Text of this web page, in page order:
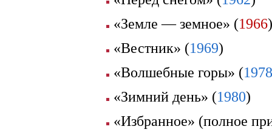
«Земле — земное» (1966)
«Вестник» (1969)
«Волшебные горы» (1978
«Зимний день» (1980)
«Избранное» (полное